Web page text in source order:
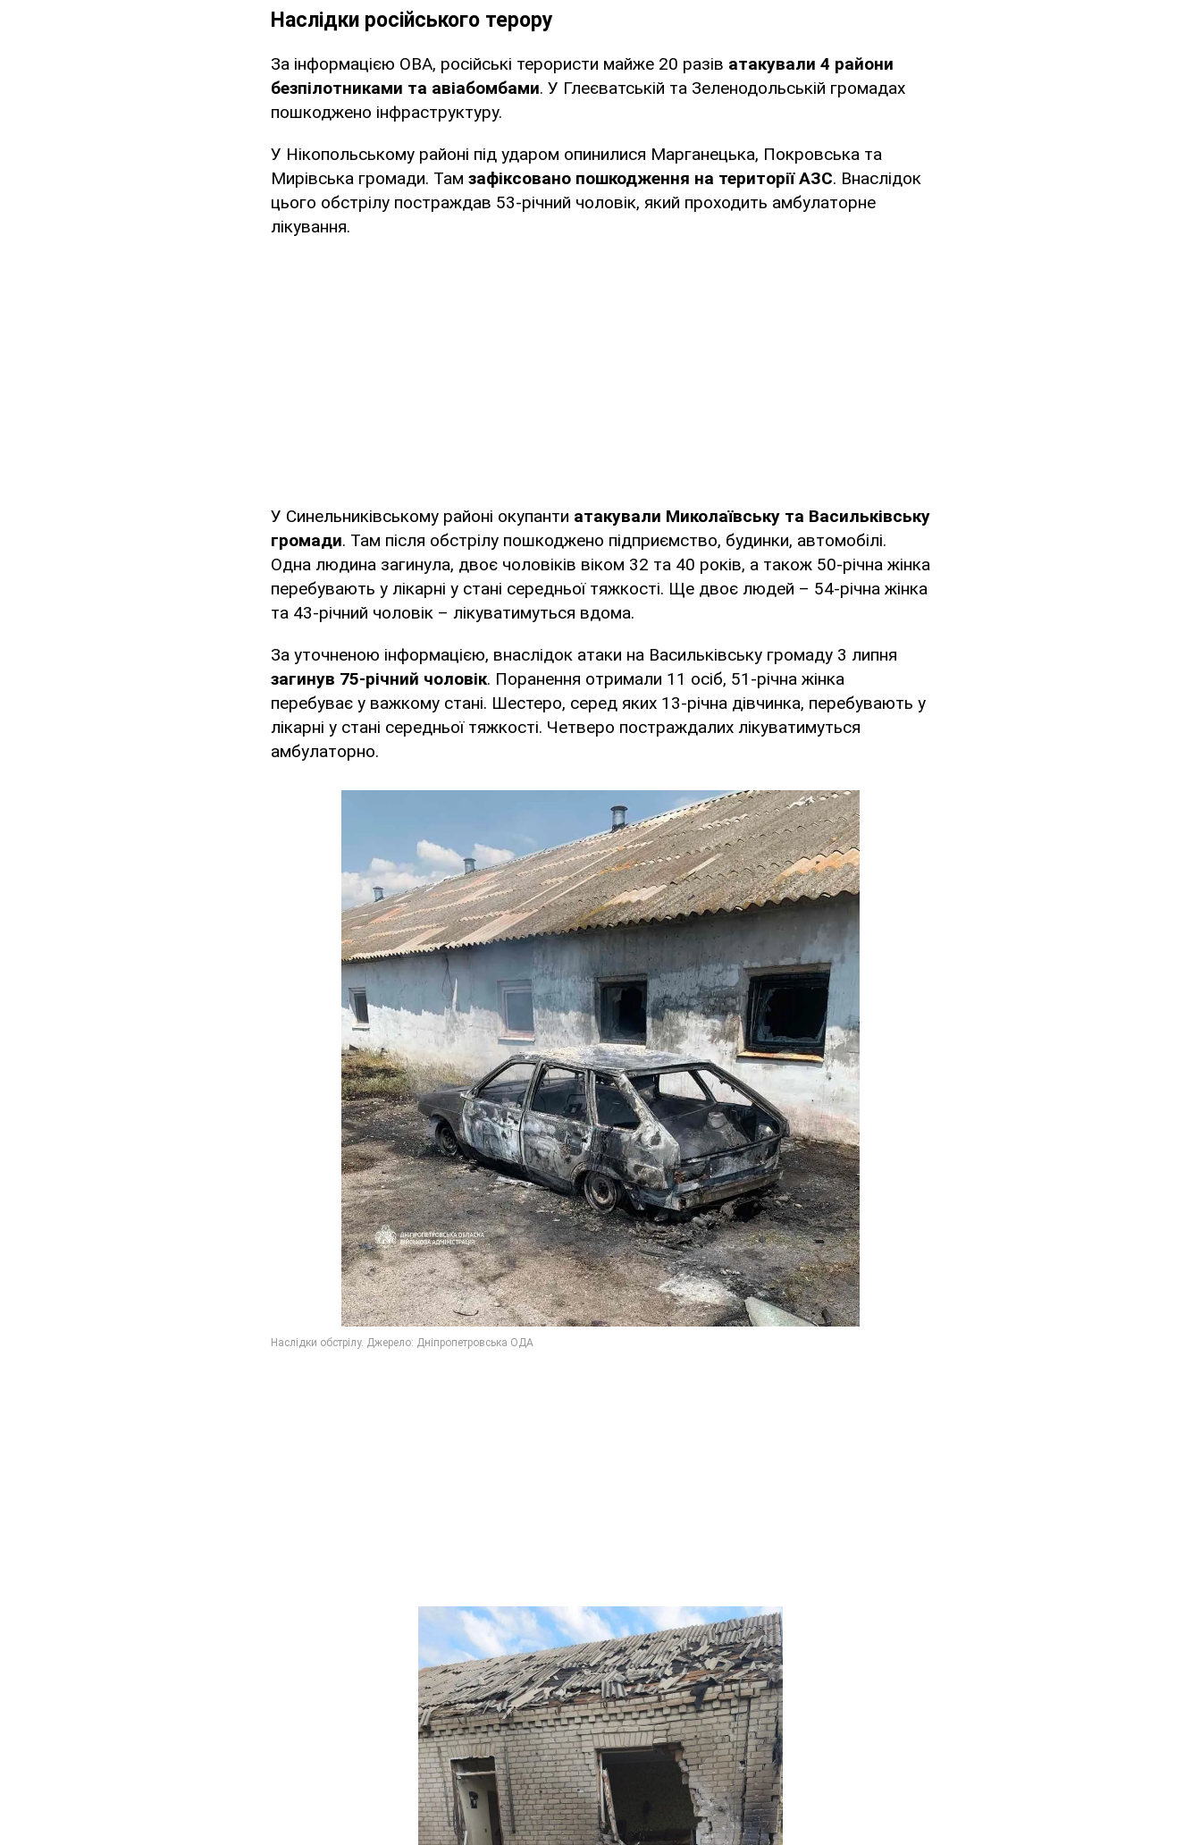
Наслідки російського терору
За інформацією ОВА, російські терористи майже 20 разів атакували 4 райони
безпілотниками та авіабомбами. У Глеєватській та Зеленодольській громадах
пошкоджено інфраструктуру.
У Нікопольському районі під ударом опинилися Марганецька, Покровська та
Мирівська громади. Там зафіксовано пошкодження на території АЗС. Внаслідок
цього обстрілу постраждав 53-річний чоловік, який проходить амбулаторне
лікування.
У Синельниківському районі окупанти атакували Миколаївську та Васильківську
громади. Там після обстрілу пошкоджено підприємство, будинки, автомобілі.
Одна людина загинула, двоє чоловіків віком 32 та 40 років, а також 50-річна жінка
перебувають у лікарні у стані середньої тяжкості. Ще двоє людей – 54-річна жінка
та 43-річний чоловік – лікуватимуться вдома.
За уточненою інформацією, внаслідок атаки на Васильківську громаду 3 липня
загинув 75-річний чоловік. Поранення отримали 11 осіб, 51-річна жінка
перебуває у важкому стані. Шестеро, серед яких 13-річна дівчинка, перебувають у
лікарні у стані середньої тяжкості. Четверо постраждалих лікуватимуться
амбулаторно.